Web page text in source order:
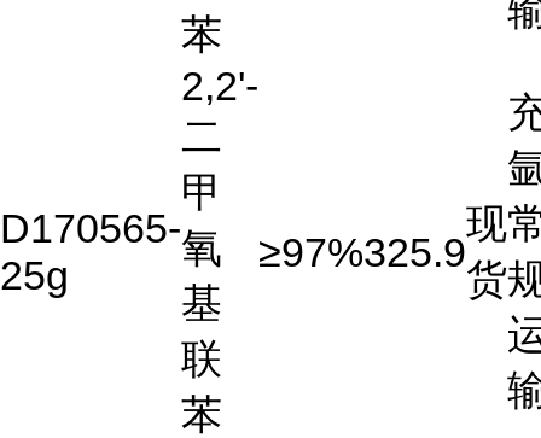
苯
D170565-
25g
2,2'-
二
甲
氧
基
联
苯
≥97%325.9
现
货